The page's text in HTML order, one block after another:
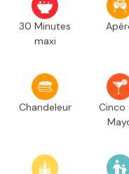
30 Minutes
maxi
Chandeleur
Cinco